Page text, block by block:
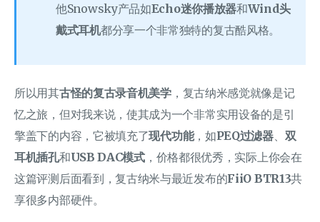
他Snowsky产品如Echo迷你播放器和Wind头
戴式耳机都分享一个非常独特的复古酷风格。
所以用其古怪的复古录音机美学，复古纳米感觉就像是记
忆之旅，但对我来说，使其成为一个非常实用设备的是引
擎盖下的内容，它被填充了现代功能，如PEQ过滤器、 双
耳机插孔和USB DAC模式，价格都很优秀，实际上你会在
这篇评测后面看到，复古纳米与最近发布的FiiO BTR13共
享很多内部硬件。